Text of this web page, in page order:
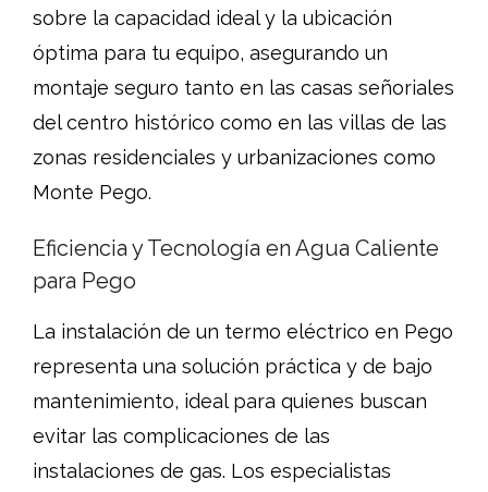
sobre la capacidad ideal y la ubicación
óptima para tu equipo, asegurando un
montaje seguro tanto en las casas señoriales
del centro histórico como en las villas de las
zonas residenciales y urbanizaciones como
Monte Pego.
Eficiencia y Tecnología en Agua Caliente
para Pego
La instalación de un termo eléctrico en Pego
representa una solución práctica y de bajo
mantenimiento, ideal para quienes buscan
evitar las complicaciones de las
instalaciones de gas. Los especialistas